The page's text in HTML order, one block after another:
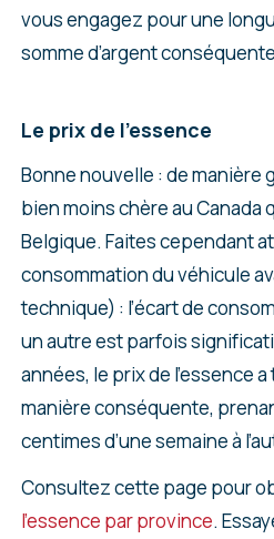
vous engagez pour une
somme d’argent
Le prix de l’essence
Bonne nouvelle : de manière
bien moins chère au Canada
Belgique. Faites cependant
consommation du véhicule
technique) : l’écart de
un autre est parfois
années, le prix de l’essence
manière conséquente,
centimes d’une semaine à
Consultez cette page pour
l’essence par province.